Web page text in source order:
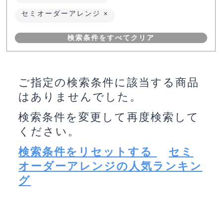
セミオーダーアレンジ
検索条件をすべてクリア
ご指定の検索条件に該当する商品
はありませんでした。
検索条件を変更して再度検索して
ください。
検索条件をリセットする
セミ
オーダーアレンジの人気ランキン
グ